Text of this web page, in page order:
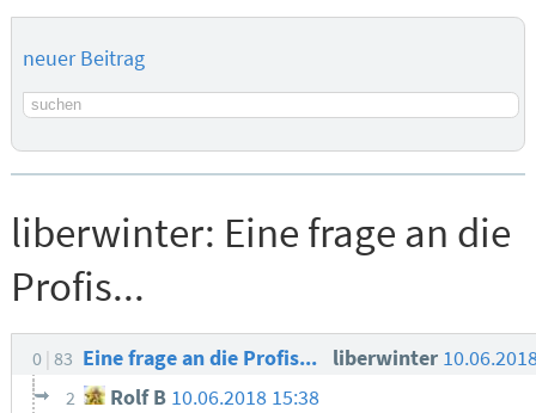
neuer Beitrag
Suchbegriff
liberwinter: Eine frage an die
Profis...
0 83 Eine frage an die Profis... liberwinter
2 Rolf B 10.06.2018 15:38